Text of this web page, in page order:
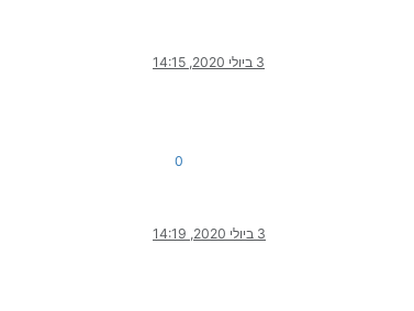
3 ביולי 2020, 14:15
0
3 ביולי 2020, 14:19